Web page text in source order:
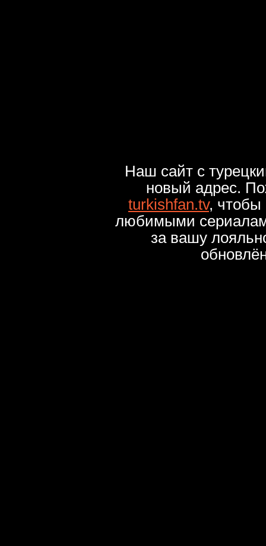
Наш сайт с
новый адрес.
turkishfan.tv, чтобы
любимыми
за вашу